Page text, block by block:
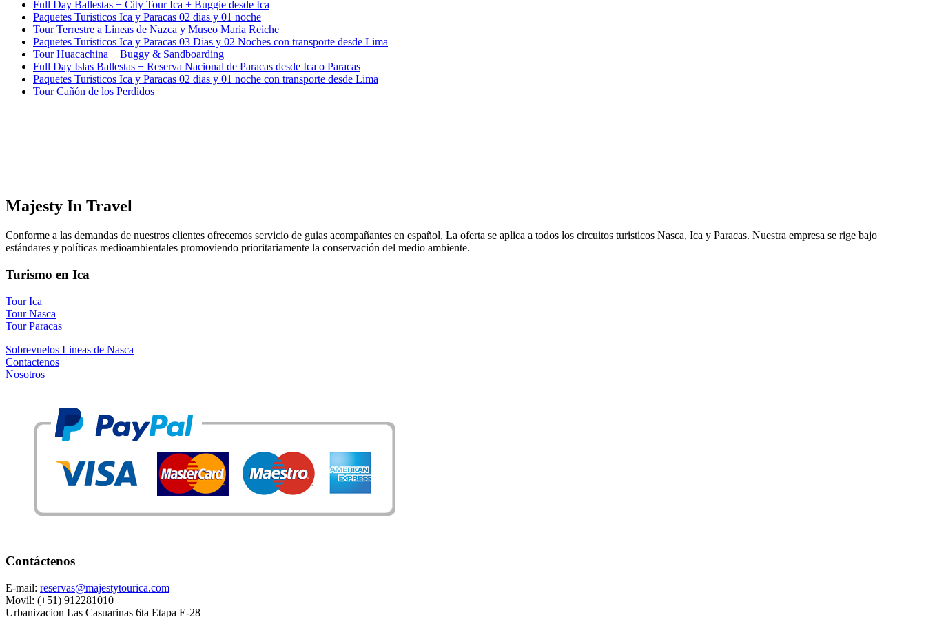
Full Day Ballestas + City Tour Ica + Buggie desde Ica
Paquetes Turisticos Ica y Paracas 02 dias y 01 noche
Tour Terrestre a Lineas de Nazca y Museo Maria Reiche
Paquetes Turisticos Ica y Paracas 03 Dias y 02 Noches con transporte desde Lima
Tour Huacachina + Buggy & Sandboarding
Full Day Islas Ballestas + Reserva Nacional de Paracas desde Ica o Paracas
Paquetes Turisticos Ica y Paracas 02 dias y 01 noche con transporte desde Lima
Tour Cañón de los Perdidos
Majesty In Travel
Conforme a las demandas de nuestros clientes ofrecemos servicio de guias acompañantes en español, La oferta se aplica a todos los circuitos turisticos Nasca, Ica y Paracas. Nuestra empresa se rige bajo
estándares y políticas medioambientales promoviendo prioritariamente la conservación del medio ambiente.
Turismo en Ica
Tour Ica
Tour Nasca
Tour Paracas
Sobrevuelos Lineas de Nasca
Contactenos
Nosotros
Contáctenos
E-mail: reservas@majestytourica.com
Movil: (+51) 912281010
Urbanizacion Las Casuarinas 6ta Etapa E-28